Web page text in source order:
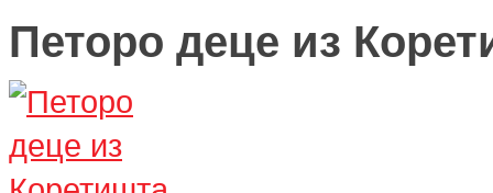
Петоро деце из